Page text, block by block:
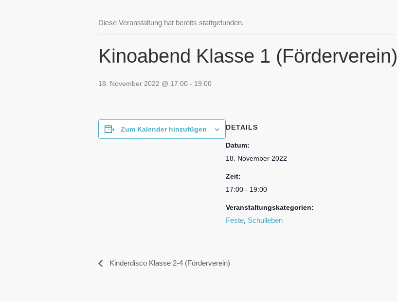
Diese Veranstaltung hat bereits stattgefunden.
Kinoabend Klasse 1 (Förderverein)
18. November 2022 @ 17:00 - 19:00
Zum Kalender hinzufügen DETAILS
Datum:
18. November 2022
Zeit:
17:00 - 19:00
Veranstaltungskategorien:
Feste Schulleben
Kinderdisco Klasse 2-4 (Förderverein)